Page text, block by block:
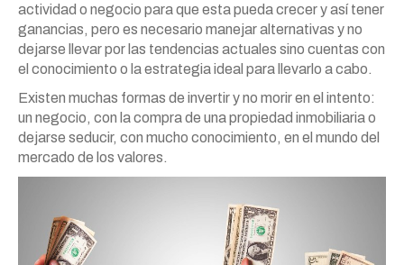
actividad o negocio para que esta pueda crecer y así tener
ganancias, pero es necesario manejar alternativas y no
dejarse llevar por las tendencias actuales sino cuentas con
el conocimiento o la estrategia ideal para llevarlo a cabo.
Existen muchas formas de invertir y no morir en el intento:
un negocio, con la compra de una propiedad inmobiliaria o
dejarse seducir, con mucho conocimiento, en el mundo del
mercado de los valores.